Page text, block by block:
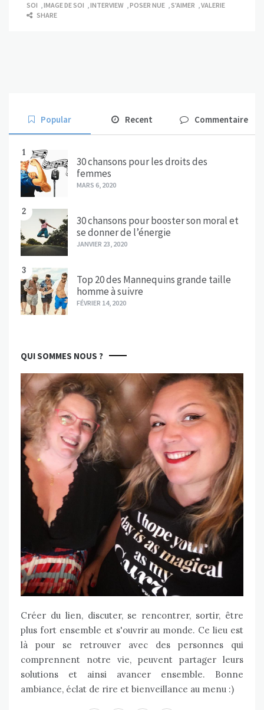
SOI
IMAGE DE SOI INTERVIEW POSER NUE S'AIMER
VALERIE
SHARE
Popular Recent Commentaire
1
30 chansons pour les droits des
femmes
MARS 6, 2020
2
30 chansons pour booster son moral et
se donner de l’énergie
JANVIER 23, 2020
3
Top 20 des Mannequins grande taille
homme à suivre
FÉVRIER 14, 2020
QUI SOMMES NOUS ?
Créer du lien, discuter, se rencontrer, sortir, être
plus fort ensemble et s'ouvrir au monde. Ce lieu est
là pour se retrouver avec des personnes qui
comprennent notre vie, peuvent partager leurs
solutions et ainsi avancer ensemble. Bonne
ambiance, éclat de rire et bienveillance au menu :)